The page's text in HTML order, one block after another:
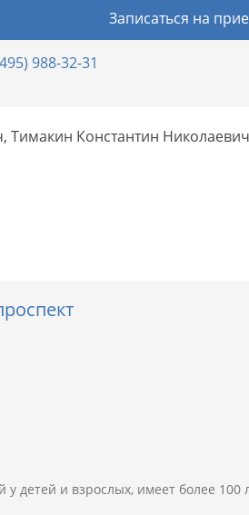
Записаться на
988-32-31
Константин
детей и взрослых, имеет более 100